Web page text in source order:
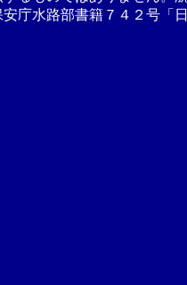
庁水路部書籍７４２号「